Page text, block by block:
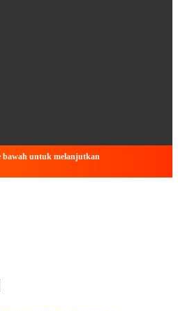
bawah untuk melanjutkan